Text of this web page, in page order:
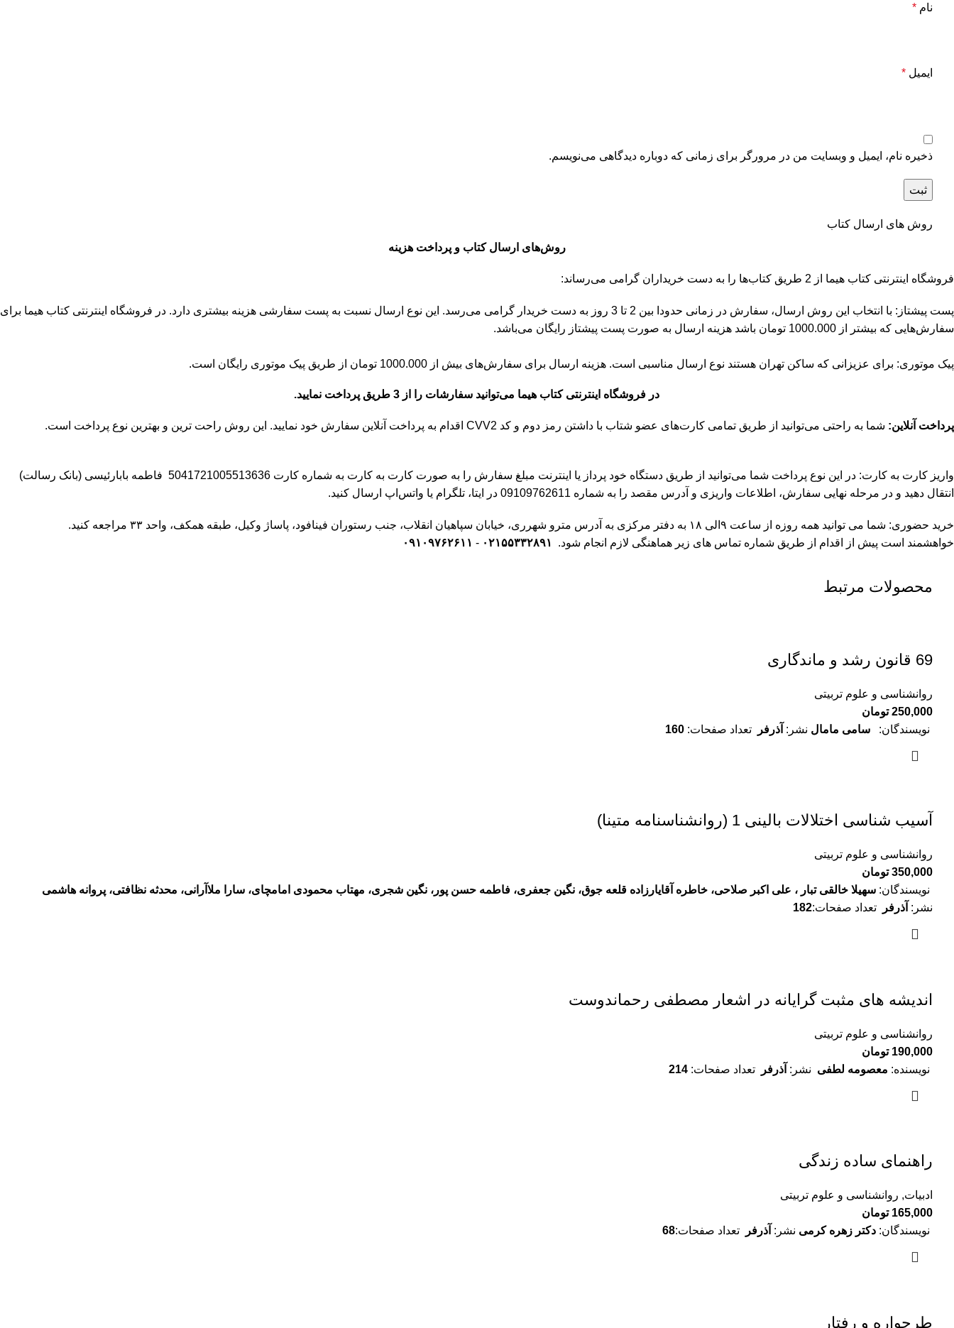
نام *
ایمیل *
ذخیره نام، ایمیل و وبسایت من در مرورگر برای زمانی که دوباره دیدگاهی می‌نویسم.
روش های ارسال کتاب
روش‌های ارسال کتاب و پرداخت هزینه
فروشگاه اینترنتی کتاب هیما از 2 طریق کتاب‌ها را به دست خریداران گرامی می‌رساند:
پست پیشتاز: با انتخاب این روش ارسال، سفارش در زمانی حدودا بین 2 تا 3 روز به دست خریدار گرامی می‌رسد. این نوع ارسال نسبت به پست سفارشی هزینه بیشتری دارد. در فروشگاه اینترنتی کتاب هیما برای
سفارش‌هایی که بیشتر از 1000.000 تومان باشد هزینه ارسال به صورت پست پیشتاز رایگان می‌باشد.
پیک موتوری: برای عزیزانی که ساکن تهران هستند نوع ارسال مناسبی است. هزینه ارسال برای سفارش‌های بیش از 1000.000 تومان از طریق پیک موتوری رایگان است.
در فروشگاه اینترنتی کتاب هیما می‌توانید سفارشات را از 3 طریق پرداخت نمایید.
پرداخت آنلاین: شما به راحتی می‌توانید از طریق تمامی کارت‌های عضو شتاب با داشتن رمز دوم و کد CVV2 اقدام به پرداخت آنلاین سفارش خود نمایید. این روش راحت ترین و بهترین نوع پرداخت است.
واریز کارت به کارت: در این نوع پرداخت شما می‌توانید از طریق دستگاه خود پرداز یا اینترنت مبلغ سفارش را به صورت کارت به کارت به شماره کارت 5041721005513636
فاطمه بابارئیسی (بانک رسالت)
انتقال دهید و در مرحله نهایی سفارش، اطلاعات واریزی و آدرس مقصد را به شماره 09109762611 در ایتا، تلگرام یا واتس‌اپ ارسال کنید.
خرید حضوری: شما می توانید همه روزه از ساعت ۹الی ۱۸ به دفتر مرکزی به آدرس مترو شهرری، خیابان سپاهیان انقلاب، جنب رستوران فینافود، پاساژ وکیل، طبقه همکف، واحد ۳۳
مراجعه کنید.
خواهشمند است پیش از اقدام از طریق شماره تماس های زیر هماهنگی لازم انجام شود.
۰۲۱۵۵۳۳۲۸۹۱ - ۰۹۱۰۹۷۶۲۶۱۱
محصولات مرتبط
69 قانون رشد و ماندگاری
روانشناسی و علوم تربیتی
250,000 تومان
نویسندگان:
سامی مامال نشر: آذرفر تعداد صفحات:
آسیب شناسی اختلالات بالینی 1 (روانشناسنامه متینا)
روانشناسی و علوم تربیتی
350,000 تومان
نویسندگان: سهیلا خالقی تبار ، علی اکبر صلاحی، خاطره آقايارزاده قلعه جوق، نگین جعفری، فاطمه حسن پور، نگین شجری، مهتاب محمودی امامچای، سارا ملاآرانی، محدثه نظافتی، پروانه هاشمی
نشر: آذرفر تعداد صفحات:182
اندیشه های مثبت گرایانه در اشعار مصطفی رحماندوست
روانشناسی و علوم تربیتی
190,000 تومان
نویسنده: معصومه لطفی نشر: آذرفر تعداد صفحات: 214
راهنمای ساده زندگی
ادبیات, روانشناسی و علوم تربیتی
165,000 تومان
نویسندگان: دکتر زهره کرمی نشر: آذرفر تعداد صفحات:68
طرحواره و رفتار